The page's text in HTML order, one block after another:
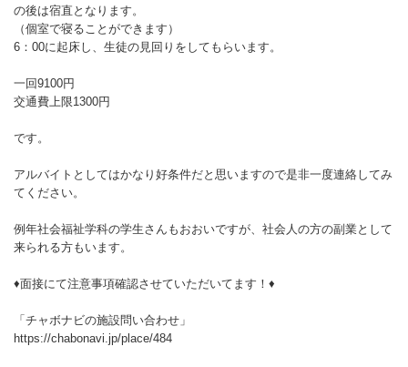
の後は宿直となります。
（個室で寝ることができます）
6：00に起床し、生徒の見回りをしてもらいます。
一回9100円
交通費上限1300円
です。
アルバイトとしてはかなり好条件だと思いますので是非一度連絡してみ
てください。
例年社会福祉学科の学生さんもおおいですが、社会人の方の副業として
来られる方もいます。
♦面接にて注意事項確認させていただいてます！♦
「チャボナビの施設問い合わせ」
https://chabonavi.jp/place/484